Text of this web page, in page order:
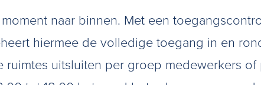
naar binnen. Met een
hiermee de volledige toegang in en
uitsluiten per groep medewerkers